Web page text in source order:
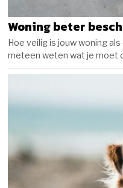
Woning beter
Hoe veilig is jouw woning
meteen weten wat je moet